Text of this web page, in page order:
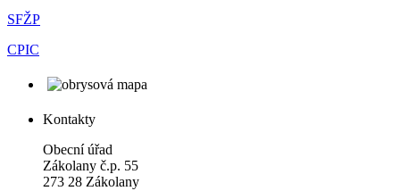
SFŽP
CPIC
Kontakty
Obecní úřad
Zákolany č.p. 55
273 28 Zákolany